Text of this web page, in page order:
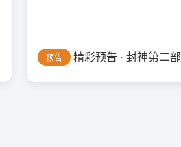
预告 精彩预告 · 封神第二部